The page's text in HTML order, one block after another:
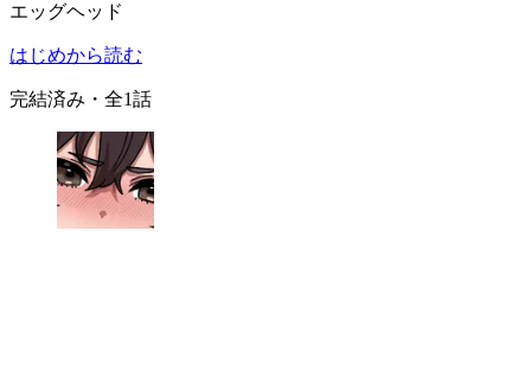
エッグヘッド
はじめから読む
完結済み ・全1話